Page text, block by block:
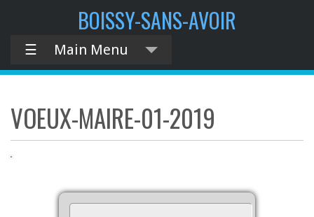
BOISSY-SANS-AVOIR
☰ Main Menu
VOEUX-MAIRE-01-2019